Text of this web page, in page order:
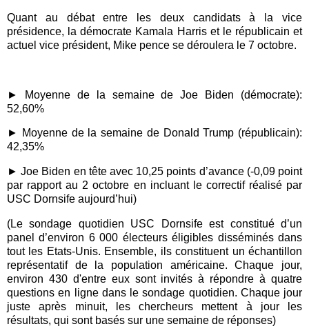
Quant au débat entre les deux candidats à la vice
présidence, la démocrate Kamala Harris et le républicain et
actuel vice président, Mike pence se déroulera le 7 octobre.
► Moyenne de la semaine de Joe Biden (démocrate):
52,60%
► Moyenne de la semaine de Donald Trump (républicain):
42,35%
► Joe Biden en tête avec 10,25 points d’avance (-0,09 point
par rapport au 2 octobre en incluant le correctif réalisé par
USC Dornsife aujourd’hui)
(Le sondage quotidien USC Dornsife est constitué d’un
panel d’environ 6 000 électeurs éligibles disséminés dans
tout les Etats-Unis. Ensemble, ils constituent un échantillon
représentatif de la population américaine. Chaque jour,
environ 430 d'entre eux sont invités à répondre à quatre
questions en ligne dans le sondage quotidien. Chaque jour
juste après minuit, les chercheurs mettent à jour les
résultats, qui sont basés sur une semaine de réponses)